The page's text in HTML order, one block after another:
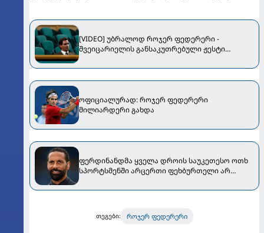
[VIDEO] უბრალოდ როჯერ ფედერერი -
შვეიცარიელის განსაკუთრებული ჟესტი
ოფიციალურად: როჯერ ფედერერი
მილიარდერი გახდა
ფერდინანდმა ყველა დროის საუკეთესო ოთხ
სპორტსმენში არცერთი ფეხბურთელი არ
თეგები: როჯერ ფედერერი